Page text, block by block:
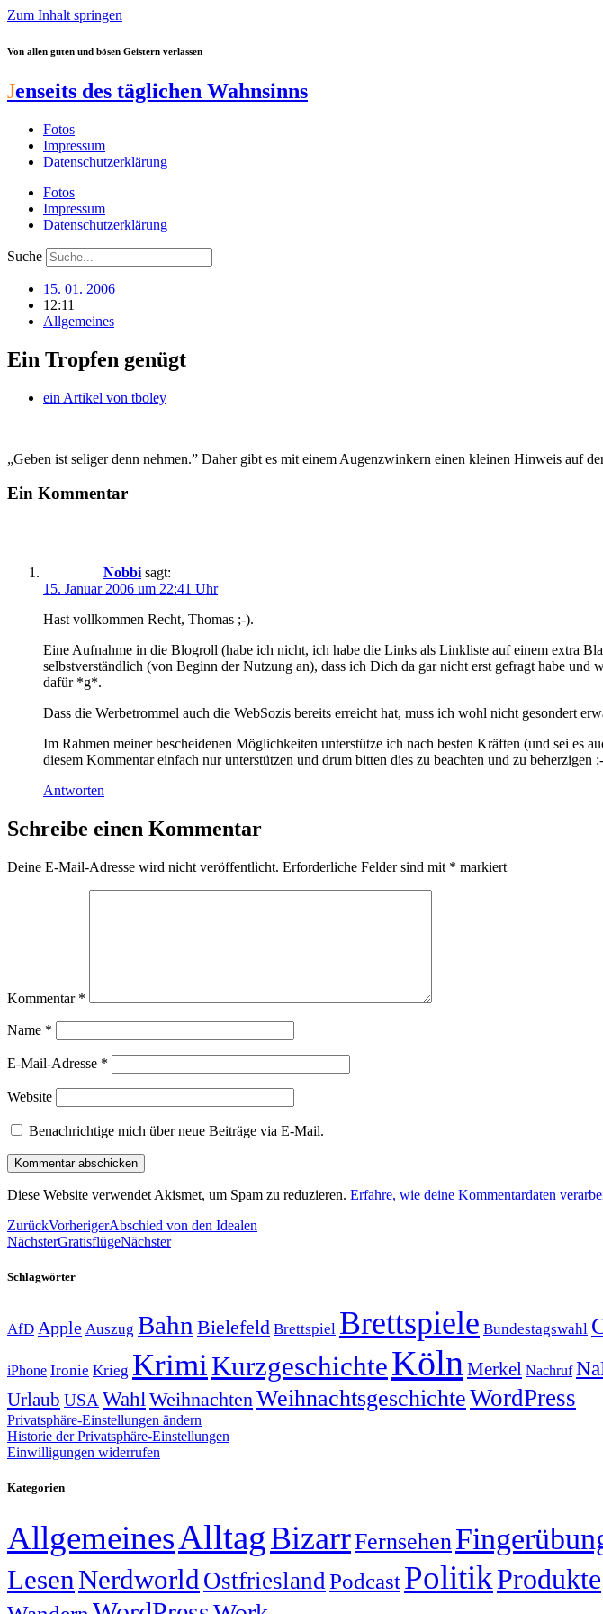
Zum Inhalt springen
Von allen guten und bösen Geistern verlassen
Jenseits des täglichen Wahnsinns
Fotos
Impressum
Datenschutzerklärung
Fotos
Impressum
Datenschutzerklärung
Suche
15. 01. 2006
12:11
Allgemeines
Ein Tropfen genügt
ein Artikel von tboley
„Geben ist seliger denn nehmen.” Daher gibt es mit einem Augenzwinkern einen kleinen Hinweis auf
Ein Kommentar
Nobbi sagt:
15. Januar 2006 um 22:41 Uhr
Hast vollkommen Recht, Thomas ;-).
Eine Aufnahme in die Blogroll (habe ich nicht, ich habe die Links als Linkliste auf einem extra
selbstverständlich (von Beginn der Nutzung an), dass ich Dich da gar nicht erst gefragt habe
dafür *g*.
Dass die Werbetrommel auch die WebSozis bereits erreicht hat, muss ich wohl nicht gesondert
Im Rahmen meiner bescheidenen Möglichkeiten unterstütze ich nach besten Kräften (und sei es
diesem Kommentar einfach nur unterstützen und drum bitten dies zu beachten und zu beherzigen
Antworten
Schreibe einen Kommentar
Deine E-Mail-Adresse wird nicht veröffentlicht. Erforderliche Felder sind mit * markiert
Kommentar *
Name *
E-Mail-Adresse *
Website
Benachrichtige mich über neue Beiträge via E-Mail.
Diese Website verwendet Akismet, um Spam zu reduzieren. Erfahre, wie deine Kommentardaten
ZurückVorherigerAbschied von den Idealen
NächsterGratisflügeNächster
Schlagwörter
AfD Apple Auszug Bahn Bielefeld Brettspiel Brettspiele Bundestagswahl
iPhone Ironie Krieg KrimiKurzgeschichteKölnMerkel Nachruf
Urlaub USAWahlWeihnachtenWeihnachtsgeschichteWordPress
Privatsphäre-Einstellungen ändern
Historie der Privatsphäre-Einstellungen
Einwilligungen widerrufen
Kategorien
AllgemeinesAlltagBizarrFernsehen
Lesen Nerdworld Ostfriesland PodcastPolitikProdukte